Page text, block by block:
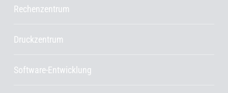
Rechenzentrum
Druckzentrum
Software-Entwicklung